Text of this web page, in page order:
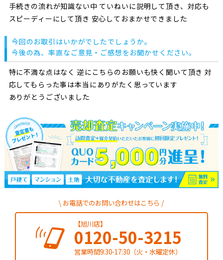
手続きの流れが知識ない中 ていねいに説明して頂き、対応も
スピーディーにして頂き 安心しておまかせできました
今回のお取引はいかがでしたでしょうか。
今後の為、率直なご意見・ご感想をお聞かせください。
特に不満な点はなく 逆にこちらのお願いも快く聞いて頂き 対
応してもらった事は本当にありがたく思っています
ありがとうございました
お電話でのお問い合わせはこちら
【旭川店】
0120-50-3215
営業時間9:30-17:30（火・水曜定休）